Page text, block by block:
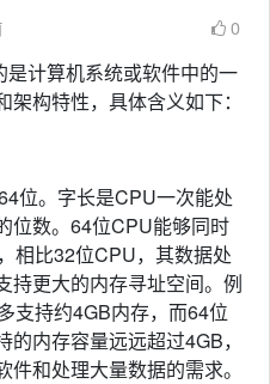
0
是计算机系统或软件中的一
构特性，具体含义如下：
位。字长是CPU一次能处
位数。64位CPU能够同时
相比32位CPU，其数据处
持更大的内存寻址空间。例
支持约4GB内存，而64位
的内存容量远远超过4GB，
件和处理大量数据的需求。